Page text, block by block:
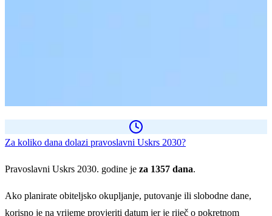
Za koliko dana dolazi pravoslavni Uskrs 2030?
Pravoslavni Uskrs 2030. godine je za 1357 dana.
Ako planirate obiteljsko okupljanje, putovanje ili slobodne dane,
korisno je na vrijeme provjeriti datum jer je riječ o pokretnom